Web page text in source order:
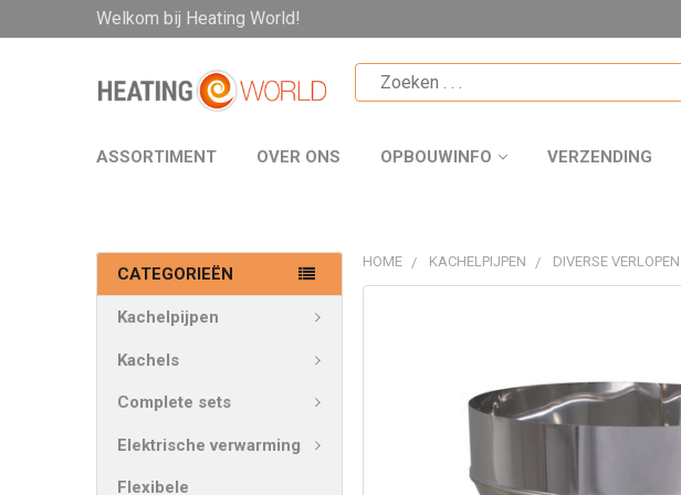
Welkom bij Heating World!
ASSORTIMENT OVER ONS OPBOUWINFO VERZENDING
CATEGORIEËN
Kachelpijpen
Kachels
Complete sets
Elektrische verwarming
Flexibele
HOME KACHELPIJPEN DIVERSE VERLOPEN
VOEG